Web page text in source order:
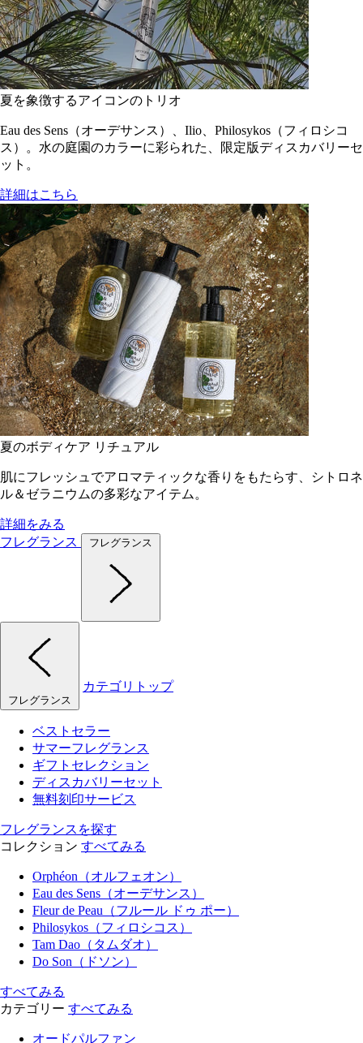
夏を象徴するアイコンのトリオ
Eau des Sens（オーデサンス）、Ilio、Philosykos（フィロシコ
ス）。水の庭園のカラーに彩られた、限定版ディスカバリーセ
ット。
詳細はこちら
夏のボディケア リチュアル
肌にフレッシュでアロマティックな香りをもたらす、シトロネ
ル＆ゼラニウムの多彩なアイテム。
詳細をみる
フレグランス
フレグランス
フレグランス
カテゴリトップ
ベストセラー
サマーフレグランス
ギフトセレクション
ディスカバリーセット
無料刻印サービス
フレグランスを探す
コレクション すべてみる
Orphéon（オルフェオン）
Eau des Sens（オーデサンス）
Fleur de Peau（フルール ドゥ ポー）
Philosykos（フィロシコス）
Tam Dao（タムダオ）
Do Son（ドソン）
すべてみる
カテゴリー すべてみる
オードパルファン